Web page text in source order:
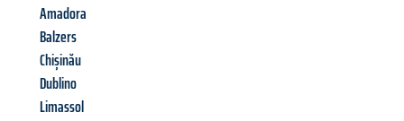
Amadora
Balzers
Chișinău
Dublino
Limassol